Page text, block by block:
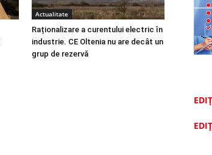
Actualitate
Raționalizare a curentului electric în
industrie. CE Oltenia nu are decât un
grup de rezervă